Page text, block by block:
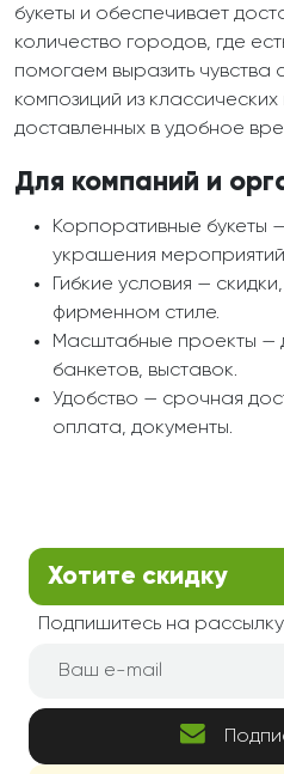
букеты и обеспечивает
количество городов, где
помогаем выразить
композиций из классических
доставленных в удобное
Для компаний и
Корпоративные букеты
украшения
Гибкие условия —
фирменном стиле.
Масштабные проекты —
банкетов, выставок.
Удобство — срочная
оплата, документы.
Хотите скидку
Подпишитесь на